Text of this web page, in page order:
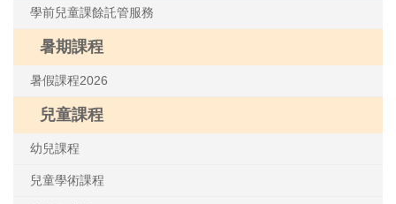
學前兒童課餘託管服務
暑期課程
暑假課程2026
兒童課程
幼兒課程
兒童學術課程